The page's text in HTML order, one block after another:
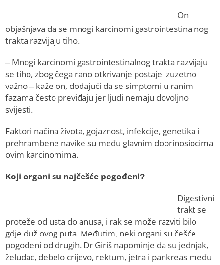
On
objašnjava da se mnogi karcinomi gastrointestinalnog
trakta razvijaju tiho.
– Mnogi karcinomi gastrointestinalnog trakta razvijaju
se tiho, zbog čega rano otkrivanje postaje izuzetno
važno – kaže on, dodajući da se simptomi u ranim
fazama često previđaju jer ljudi nemaju dovoljno
svijesti.
Faktori načina života, gojaznost, infekcije, genetika i
prehrambene navike su među glavnim doprinosiocima
ovim karcinomima.
Koji organi su najčešće pogođeni?
Digestivni
trakt se
proteže od usta do anusa, i rak se može razviti bilo
gdje duž ovog puta. Međutim, neki organi su češće
pogođeni od drugih. Dr Giriš napominje da su jednjak,
želudac, debelo crijevo, rektum, jetra i pankreas među